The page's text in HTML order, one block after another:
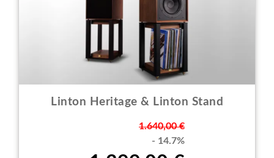
Linton Heritage & Linton Stand
1.640,00 €
- 14.7%